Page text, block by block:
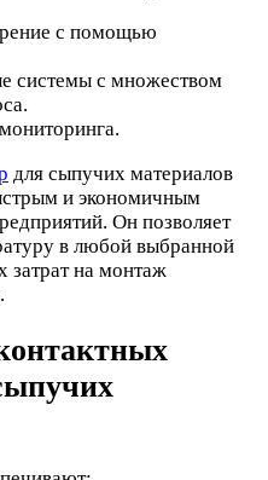
с помощью
системы с множеством
для сыпучих материалов
и экономичным
Он позволяет
в любой выбранной
затрат на монтаж